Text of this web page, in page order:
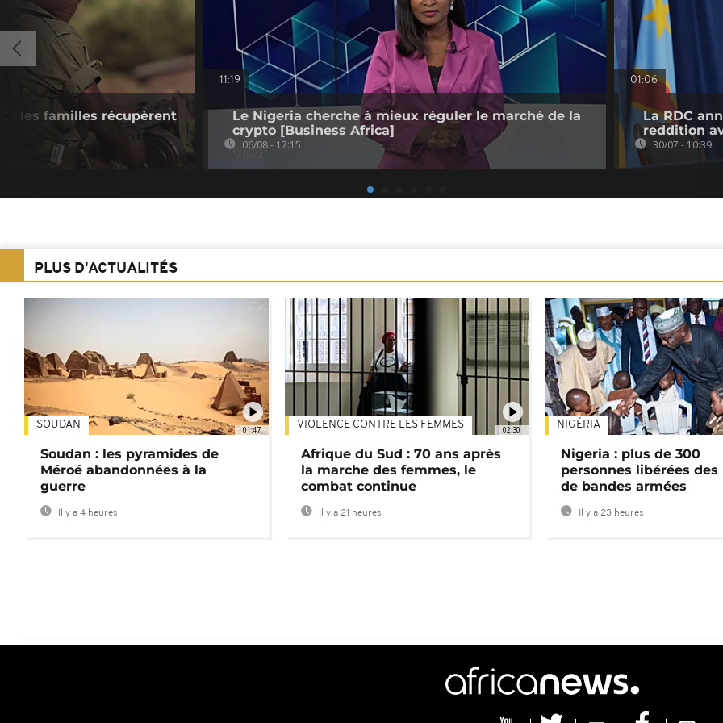
: les familles récupèrent
11:19
Le Nigeria cherche à mieux réguler le marché de la
crypto [Business Africa]
06/08 - 17:15
01:06
La RDC
reddition
30/07 - 10:39
PLUS D'ACTUALITÉS
01:47
SOUDAN
Soudan : les pyramides de
Méroé abandonnées à la
guerre
Il y a 4 heures
02:30
VIOLENCE CONTRE LES FEMMES
Afrique du Sud : 70 ans après
la marche des femmes, le
combat continue
Il y a 21 heures
NIGÉRIA
Nigeria : plus de 300
personnes libérées des
de bandes armées
Il y a 23 heures